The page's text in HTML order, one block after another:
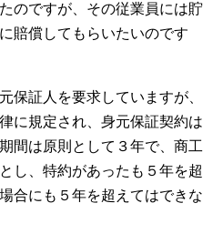
のですが、その従業員には貯
賠償してもらいたいのです
保証人を要求していますが、
に規定され、身元保証契約は
間は原則として３年で、商工
し、特約があったも５年を超
合にも５年を超えてはできな